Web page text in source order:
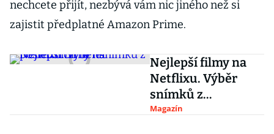
nechcete přijít, nezbývá vám nic jiného než si
zajistit předplatné Amazon Prime.
Nejlepší filmy na
Netflixu. Výběr
snímků z
posledních 10 let
Magazín